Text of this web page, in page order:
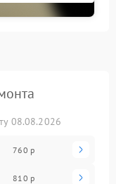
08.08.2026
760 р
810 р